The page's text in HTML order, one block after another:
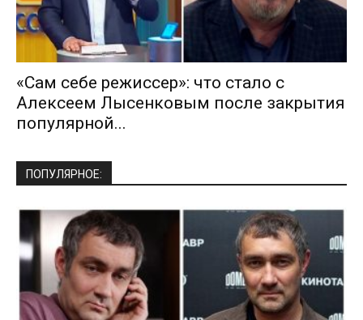
«Сам себе режиссер»: что стало с
Алексеем Лысенковым после закрытия
популярной...
ПОПУЛЯРНОЕ: